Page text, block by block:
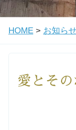
関口教会について
教会学校・中高生
HOME> お知ら
愛とそ